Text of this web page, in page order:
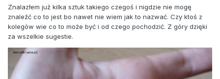
Znalazłem już kilka sztuk takiego czegoś i nigdzie nie mogę
znaleźć co to jest bo nawet nie wiem jak to nazwać. Czy ktoś z
kolegów wie co to może być i od czego pochodzić. Z góry dzięki
za wszelkie sugestie.